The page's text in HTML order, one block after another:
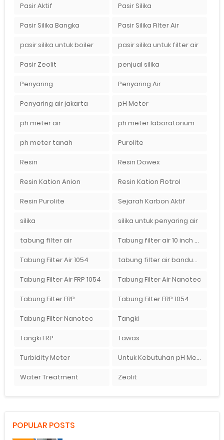
Pasir Aktif Pasir Silika
Pasir Silika Bangka Pasir Silika Filter Air
pasir silika untuk boiler pasir silika untuk filter air
Pasir Zeolit penjual silika
Penyaring Penyaring Air
Penyaring air jakarta pH Meter
ph meter air ph meter laboratorium
ph meter tanah Purolite
Resin Resin Dowex
Resin Kation Anion Resin Kation Flotrol
Resin Purolite Sejarah Karbon Aktif
silika silika untuk penyaring air
tabung filter air Tabung filter air 10 inch Agen tabung filter nanotec di bandung"
Tabung Filter Air 1054 tabung filter air bandung
Tabung Filter Air FRP 1054 Tabung Filter Air Nanotec
Tabung Filter FRP Tabung Filter FRP 1054
Tabung Filter Nanotec Tangki
Tangki FRP Tawas
Turbidity Meter Untuk Kebutuhan pH Meter Murah Hanya Di Ady Water
Water Treatment Zeolit
POPULAR POSTS